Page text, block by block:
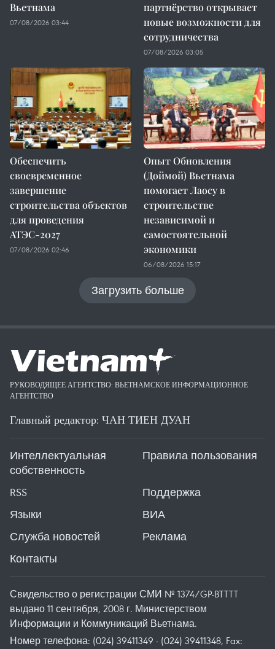
Вьетнама
07/08/2026 03:44
партнёрство открывает
новые возможности для
сотрудничества
07/08/2026 03:05
Обеспечить
своевременное
завершение
строительства объектов
для проведения
АТЭС-2027
07/08/2026 02:46
Опыт Обновления
(Доймой) Вьетнама
помогает Лаосу в
строительстве
независимой и
самостоятельной
экономики
06/08/2026 15:17
Загрузить больше
РУКОВОДЯЩЕЕ АГЕНТСТВО: ВЬЕТНАМСКОЕ ИНФОРМАЦИОННОЕ
АГЕНТСТВО
Главный редактор: ЧАН ТИЕН ДУАН
Интеллектуальная
собственность
Правила пользования
RSS
Поддержка
Языки
ВИА
Служба новостей
Реклама
Контакты
Свидельство о регистрации СМИ № 1374/GP-BTTTT
выдано 11 сентября, 2008 г. Министерством
Информации и Коммуникаций Вьетнама.
Номер телефона: (024) 39411349 - (024) 39411348, Fax: